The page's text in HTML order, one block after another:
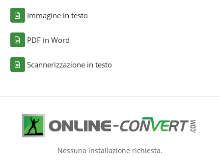
Immagine in testo
PDF in Word
Scannerizzazione in testo
Nessuna installazione richiesta.